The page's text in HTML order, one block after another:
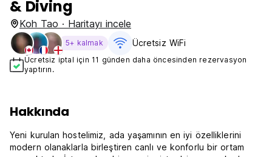
& Diving
Koh Tao · Haritayı incele
5+ kalmak Ücretsiz WiFi
Ücretsiz iptal için 11 günden daha öncesinden rezervasyon
yaptırın.
Hakkında
Yeni kurulan hostelimiz, ada yaşamının en iyi özelliklerini
modern olanaklarla birleştiren canlı ve konforlu bir ortam